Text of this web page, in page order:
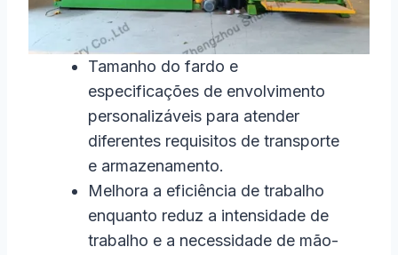
Tamanho do fardo e
especificações de envolvimento
personalizáveis para atender
diferentes requisitos de transporte
e armazenamento.
Melhora a eficiência de trabalho
enquanto reduz a intensidade de
trabalho e a necessidade de mão-